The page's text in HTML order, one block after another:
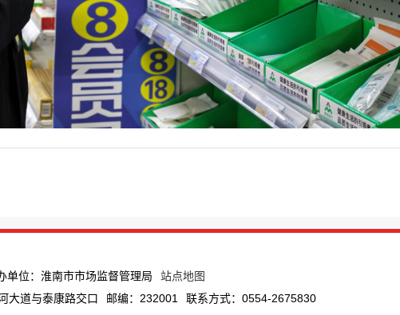
单位：淮南市市场监督管理局
站点地图
大道与泰康路交口
邮编：232001
联系方式：0554-2675830